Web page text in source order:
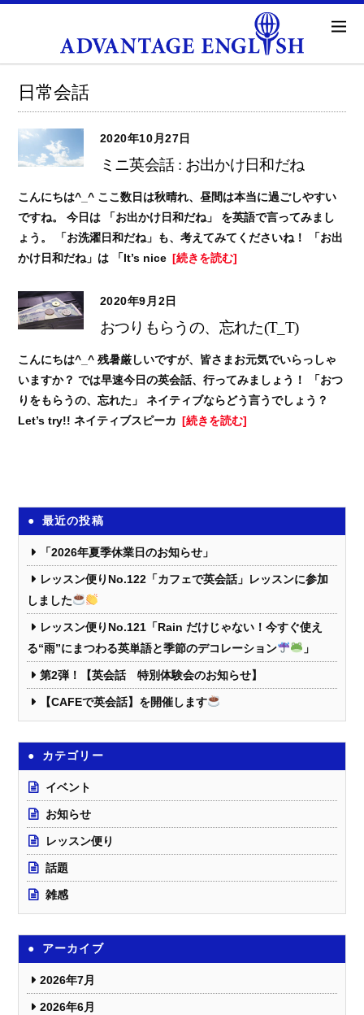
日常会話
2020年10月27日
ミニ英会話 : お出かけ日和だね
こんにちは^_^ ここ数日は秋晴れ、昼間は本当に過ごしやすい
ですね。 今日は 「お出かけ日和だね」 を英語で言ってみまし
ょう。 「お洗濯日和だね」も、考えてみてくださいね！ 「お出
かけ日和だね」は 「It’s nice [続きを読む]
2020年9月2日
おつりもらうの、忘れた(T_T)
こんにちは^_^ 残暑厳しいですが、皆さまお元気でいらっしゃ
いますか？ では早速今日の英会話、行ってみましょう！ 「おつ
りをもらうの、忘れた」 ネイティブならどう言うでしょう？
Let’s try!! ネイティブスピーカ [続きを読む]
最近の投稿
「2026年夏季休業日のお知らせ」
レッスン便りNo.122「カフェで英会話」レッスンに参加
しました
レッスン便りNo.121「Rain だけじゃない！今すぐ使え
る“雨”にまつわる英単語と季節のデコレーション
」
第2弾！【英会話 特別体験会のお知らせ】
【CAFEで英会話】を開催します
カテゴリー
イベント
お知らせ
レッスン便り
話題
雑感
アーカイブ
2026年7月
2026年6月